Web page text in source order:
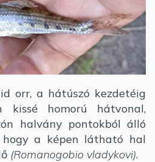
orr, a hátúszó kezdetéig
kissé homorú hátvonal,
halvány pontokból álló
a képen látható hal
(Romanogobio vladykovi).